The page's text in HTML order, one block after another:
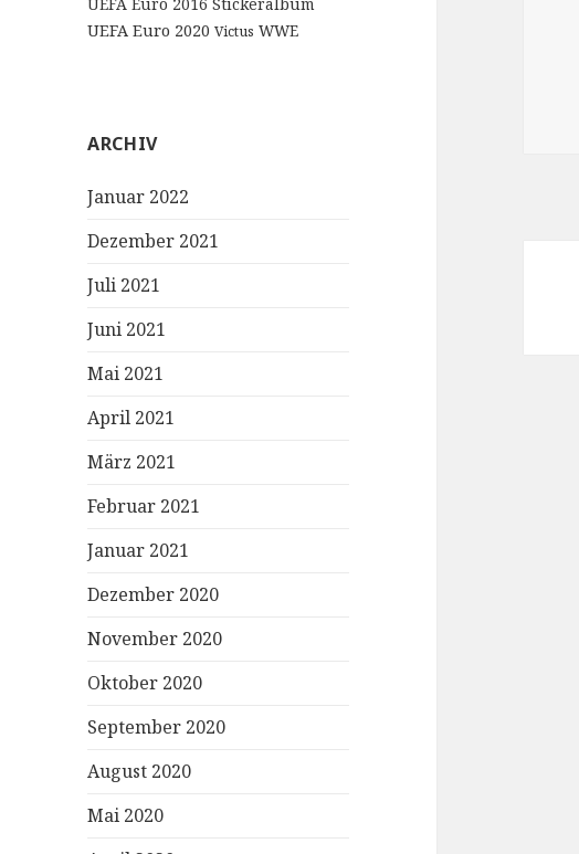
UEFA Euro 2016 Stickeralbum
UEFA Euro 2020 Victus WWE
ARCHIV
Januar 2022
Dezember 2021
Juli 2021
Juni 2021
Mai 2021
April 2021
März 2021
Februar 2021
Januar 2021
Dezember 2020
November 2020
Oktober 2020
September 2020
August 2020
Mai 2020